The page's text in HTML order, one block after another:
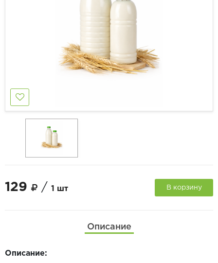
129 / 1 шт В корзину
Описание
Описание: